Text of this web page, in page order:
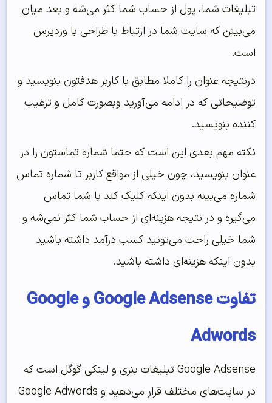
تبلیغات شما، پول از حساب شما کثر می‌‌شه و بعد میان
می‌‌بینن که سایت شما در ارتباط با طراحی با وردپرس
است.
درنتیجه عنوان را کاملا مطابق با کاربر هدفتون بنویسید و
توضیحاتی که در ادامه می‌‌آورید وبصورت کامل و ترغیب
کننده بنویسید.
نکته مهم بعدی این است که حتما شماره تماستون را در
عنوان بنویسید، چون خیلی از مواقع کاربر تا شماره تماس
شماره می‌‌بینه بدون اینکه کلیک کند با شما تماس
می‌‌گیره و در نتیجه هزینه‌‌ای از حساب شما کثر نمی‌‌شه و
شما خیلی راحت می‌‌تونید کسب درآمد داشته باشید
بدون اینکه هزینه‌‌ای داشته باشید.
تفاوت Google Adsense و Google
Adwords
Google Adsense تبلیغات بنری و لینکی گوگل است که
در سایت‌‌های مختلف قرار می‌‌دهید و Google Adwords